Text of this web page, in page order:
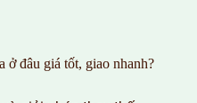
ở đâu giá tốt, giao nhanh?